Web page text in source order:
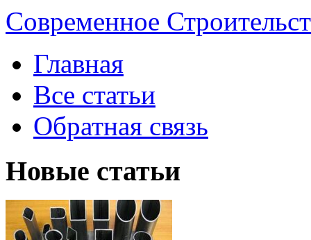
Современное
Главная
Все статьи
Обратная связь
Новые статьи